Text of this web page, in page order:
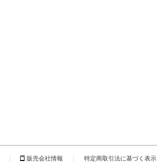
販売会社情報 特定商取引法に基づく表示